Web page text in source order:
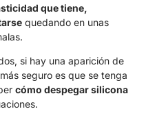
que tiene,
quedando en unas
si hay una aparición de
seguro es que se tenga
cómo despegar silicona